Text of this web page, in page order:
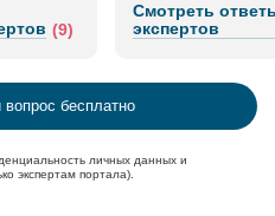
(9)
Смотреть ответы
экспертов
бесплатно
личных данных и
экспертам портала).